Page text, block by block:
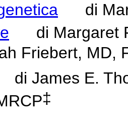
di
di Margaret
Friebert, MD,
James E.
‡